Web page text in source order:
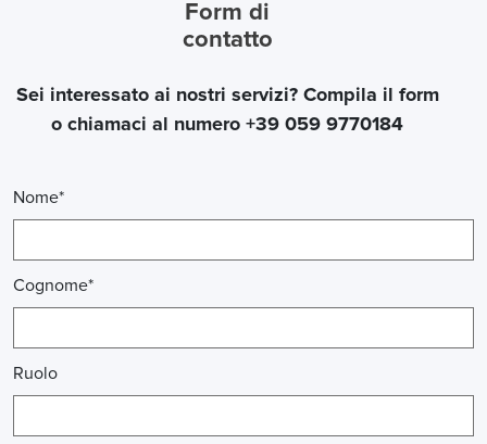
Form di
contatto
Sei interessato ai nostri servizi? Compila il form
o chiamaci al numero +39 059 9770184
Nome*
Cognome*
Ruolo